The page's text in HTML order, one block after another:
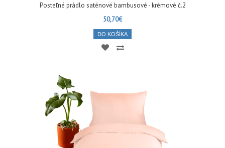
Posteľné prádlo saténové bambusové - krémové č.2
50,70€
DO KOŠÍKA